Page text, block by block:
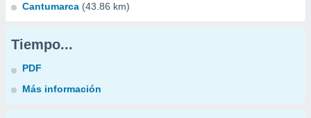
Cantumarca (43.86 km)
Tiempo...
PDF
Más información